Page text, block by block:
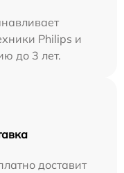
Philips и
до 3 лет.
доставит